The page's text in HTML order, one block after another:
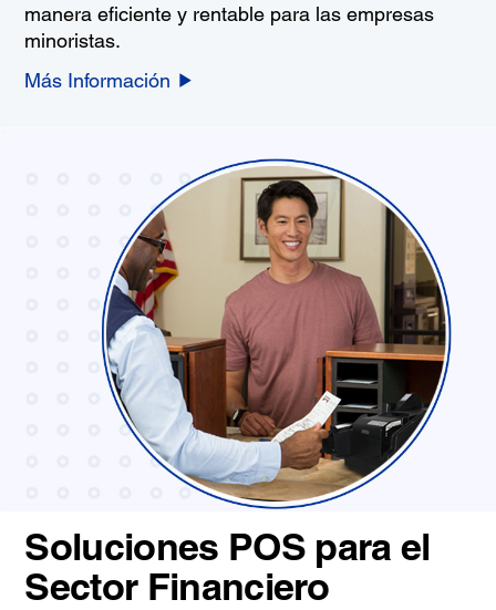
manera eficiente y rentable para las empresas
minoristas.
Más Información
Soluciones POS para el
Sector Financiero